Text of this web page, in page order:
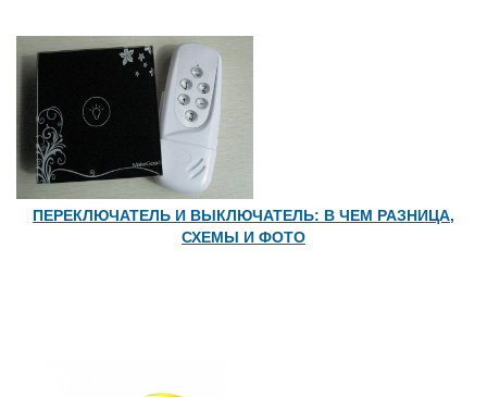
ПЕРЕКЛЮЧАТЕЛЬ И ВЫКЛЮЧАТЕЛЬ: В ЧЕМ РАЗНИЦА,
СХЕМЫ И ФОТО